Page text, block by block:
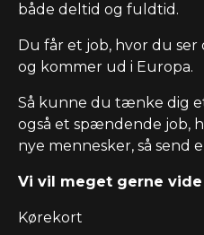
både deltid og fuldtid.
Du får et job, hvor du
og kommer ud i Europa.
Så kunne du tænke dig
også et spændende job,
nye mennesker, så send
Vi vil meget gerne
Kørekort